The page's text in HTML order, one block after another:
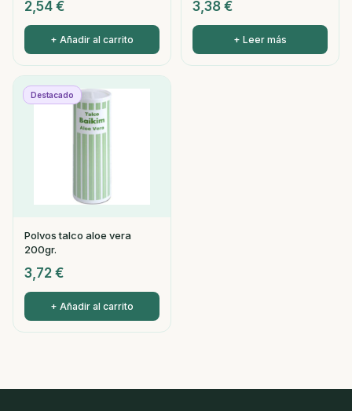
2,54 €
+ Añadir al carrito
3,38 €
+ Leer más
Destacado
Polvos talco aloe vera
200gr.
3,72 €
+ Añadir al carrito